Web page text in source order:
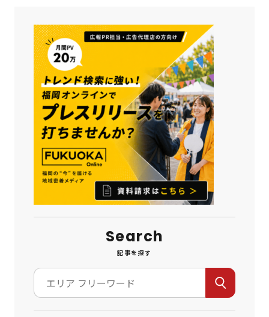
Search
記事を探す